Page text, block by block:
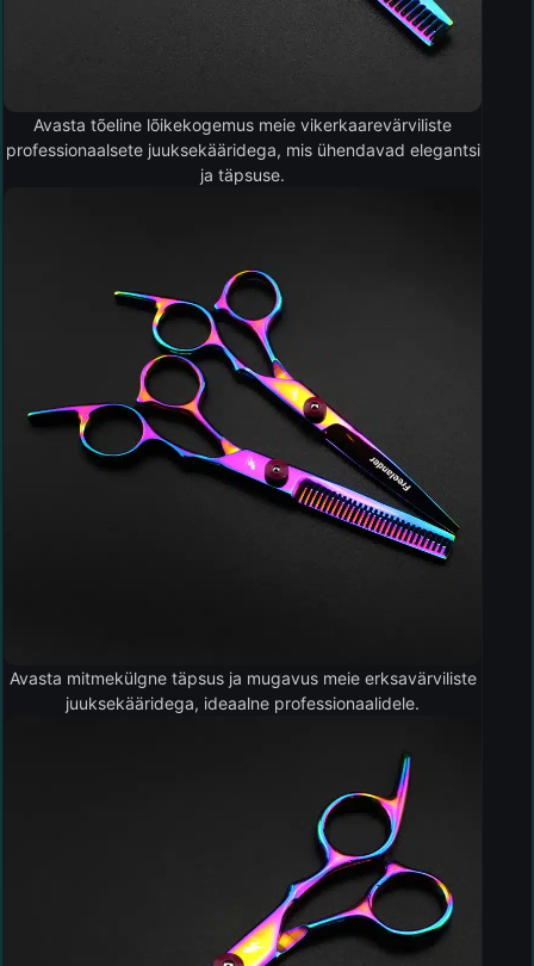
Avasta tõeline lõikekogemus meie vikerkaarevärviliste
professionaalsete juuksekääridega, mis ühendavad elegantsi
ja täpsuse.
Avasta mitmekülgne täpsus ja mugavus meie erksavärviliste
juuksekääridega, ideaalne professionaalidele.